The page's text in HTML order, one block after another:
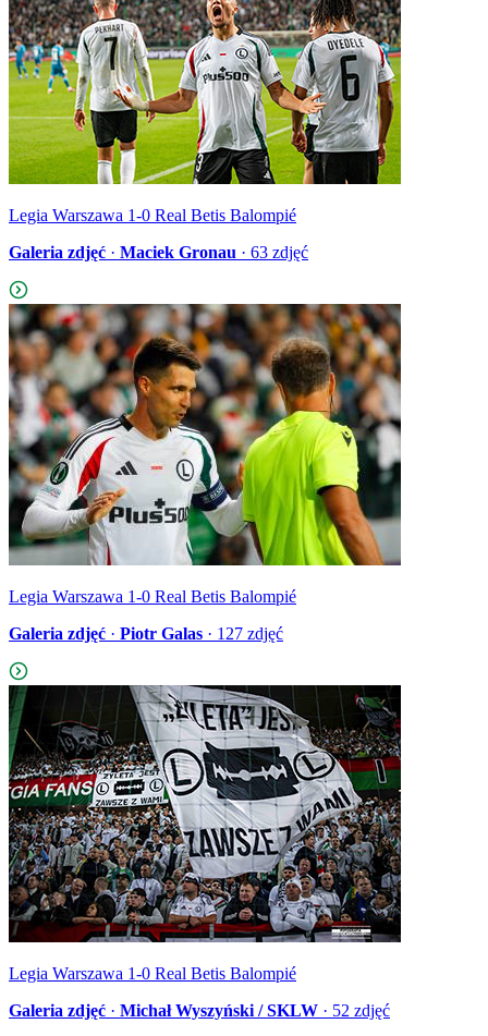
Legia Warszawa 1-0 Real Betis Balompié
Galeria zdjęć · Maciek Gronau · 63 zdjęć
Legia Warszawa 1-0 Real Betis Balompié
Galeria zdjęć · Piotr Galas · 127 zdjęć
Legia Warszawa 1-0 Real Betis Balompié
Galeria zdjęć · Michał Wyszyński / SKLW · 52 zdjęć